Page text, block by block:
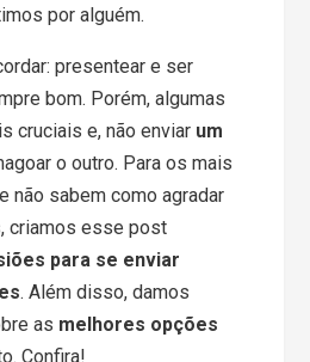
por alguém.
presentear e ser
bom. Porém, algumas
cruciais e, não enviar um
o outro. Para os mais
não sabem como agradar
criamos esse post
para se enviar
. Além disso, damos
as melhores opções
Confira!